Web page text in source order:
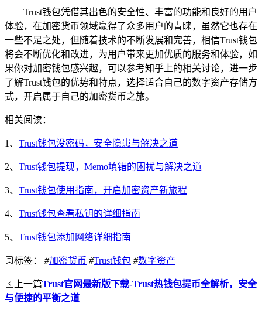
Trust钱包凭借其出色的安全性、丰富的功能和良好的用户
体验，在加密货币领域赢得了众多用户的青睐，虽然它也存在
一些不足之处，但随着技术的不断发展和完善，相信Trust钱包
将会不断优化和改进，为用户带来更加优质的服务和体验，如
果你对加密钱包感兴趣，可以参考知乎上的相关讨论，进一步
了解Trust钱包的优势和特点，选择适合自己的数字资产存储方
式，开启属于自己的加密货币之旅。
相关阅读：
1、 Trust钱包没密码，安全隐患与解决之道
2、 Trust钱包提现，Memo填错的困扰与解决之道
3、 Trust钱包使用指南，开启加密资产新旅程
4、 Trust钱包查看私钥的详细指南
5、 Trust钱包添加网络详细指南
标签： #加密货币 #Trust钱包 #数字资产
上一篇Trust官网最新版下载-Trust热钱包提币全解析，安全
与便捷的平衡之道